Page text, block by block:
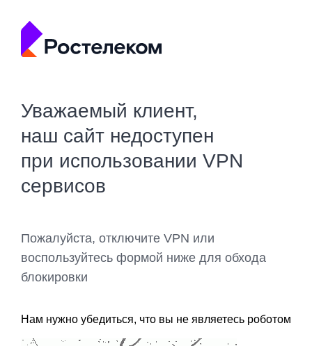
Уважаемый клиент,
наш сайт недоступен
при использовании VPN
сервисов
Пожалуйста, отключите VPN или
воспользуйтесь формой ниже для обхода
блокировки
Нам нужно убедиться, что вы не являетесь роботом